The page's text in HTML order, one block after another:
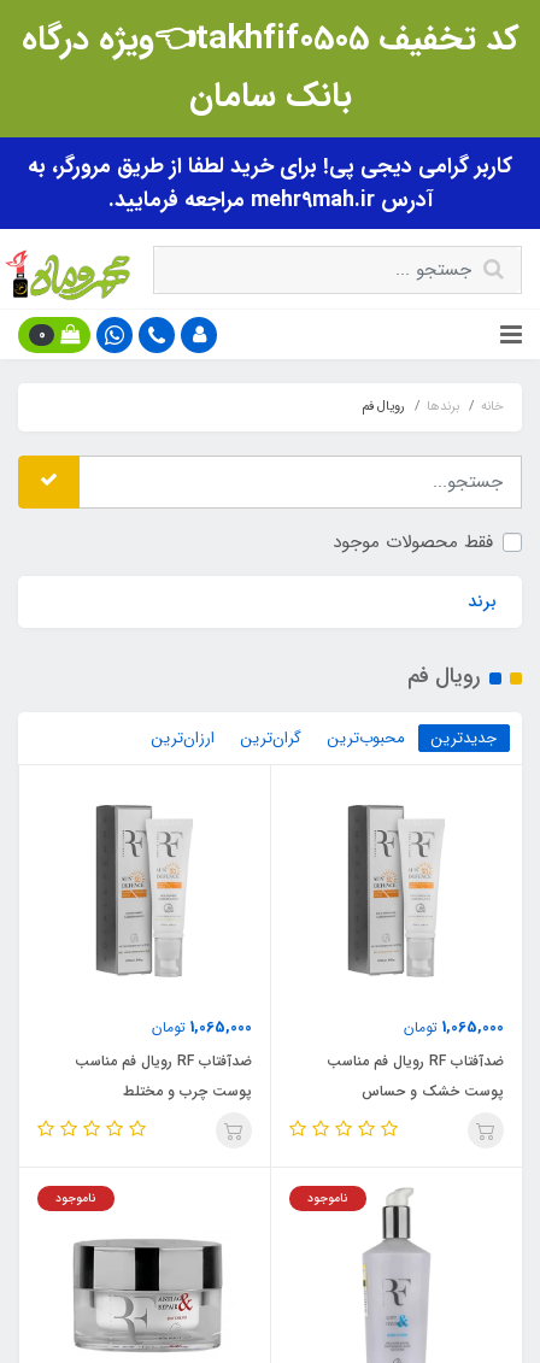
کد تخفیف takhfif0505👈ویژه درگاه
بانک سامان
کاربر گرامی دیجی پی! برای خرید لطفا از طریق مرورگر، به
آدرس mehr9mah.ir مراجعه فرمایید.
0
خانه برندها رویال فم
فقط محصولات موجود
برند
رویال فم
جدیدترین محبوب‌ترین گران‌ترین ارزان‌ترین
1,065,000 تومان
ضدآفتاب RF رویال فم مناسب
پوست خشک و حساس
1,065,000 تومان
ضدآفتاب RF رویال فم مناسب
پوست چرب و مختلط
ناموجود ناموجود